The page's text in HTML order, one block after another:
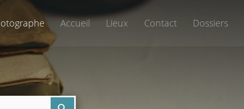
Accueil Lieux Contact Dossiers